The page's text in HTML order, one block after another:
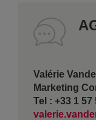
Valérie
Marketing
Tel : +33 1 57